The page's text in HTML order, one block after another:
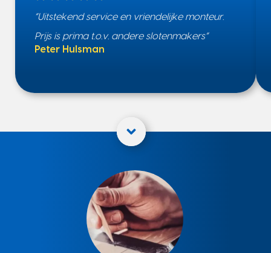
“Uitstekend service en vriendelijke monteur.
Prijs is prima t.o.v. andere slotenmakers”
Peter Hulsman